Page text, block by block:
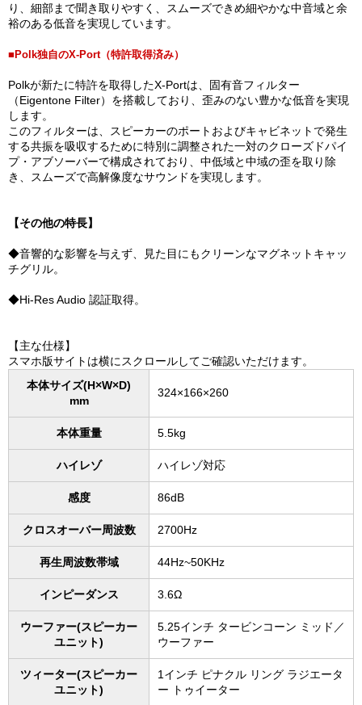
り、細部まで聞き取りやすく、スムーズできめ細やかな中音域と余
裕のある低音を実現しています。
■Polk独自のX-Port（特許取得済み）
Polkが新たに特許を取得したX-Portは、固有音フィルター
（Eigentone Filter）を搭載しており、歪みのない豊かな低音を実現
します。
このフィルターは、スピーカーのポートおよびキャビネットで発生
する共振を吸収するために特別に調整された一対のクローズドパイ
プ・アブソーバーで構成されており、中低域と中域の歪を取り除
き、スムーズで高解像度なサウンドを実現します。
【その他の特長】
◆音響的な影響を与えず、見た目にもクリーンなマグネットキャッ
チグリル。
◆Hi-Res Audio 認証取得。
【主な仕様】
スマホ版サイトは横にスクロールしてご確認いただけます。
本体サイズ(H×W×D)
mm
324×166×260
本体重量 5.5kg
ハイレゾ ハイレゾ対応
感度 86dB
クロスオーバー周波数 2700Hz
再生周波数帯域 44Hz~50KHz
インピーダンス 3.6Ω
ウーファー(スピーカー
ユニット)
5.25インチ タービンコーン ミッド／
ウーファー
ツィーター(スピーカー
ユニット)
1インチ ピナクル リング ラジエータ
ー トゥイーター